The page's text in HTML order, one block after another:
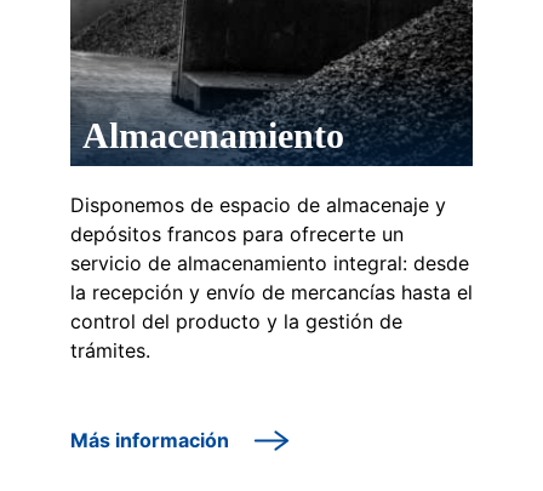
Almacenamiento
Disponemos de espacio de almacenaje y
depósitos francos para ofrecerte un
servicio de almacenamiento integral: desde
la recepción y envío de mercancías hasta el
control del producto y la gestión de
trámites.
Más información